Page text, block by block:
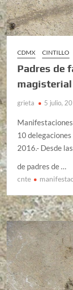
CDMX CINTILLO
Padres de
magisterial
grieta 5 julio,
10
2016.- Desde
de padres de …
cnte